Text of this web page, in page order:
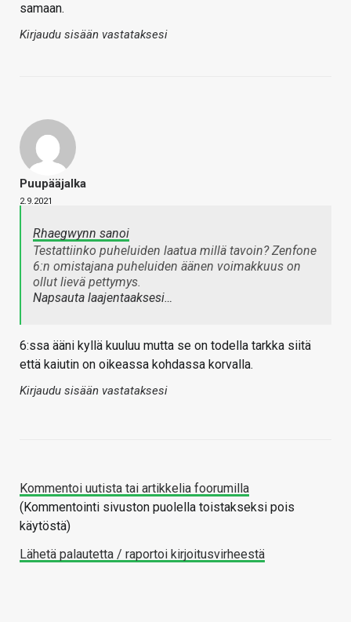
samaan.
Kirjaudu sisään vastataksesi
Puupääjalka
2.9.2021
Rhaegwynn sanoi
Testattiinko puheluiden laatua millä tavoin? Zenfone
6:n omistajana puheluiden äänen voimakkuus on
ollut lievä pettymys.
Napsauta laajentaaksesi…
6:ssa ääni kyllä kuuluu mutta se on todella tarkka siitä
että kaiutin on oikeassa kohdassa korvalla.
Kirjaudu sisään vastataksesi
Kommentoi uutista tai artikkelia foorumilla
(Kommentointi sivuston puolella toistakseksi pois
käytöstä)
Lähetä palautetta / raportoi kirjoitusvirheestä